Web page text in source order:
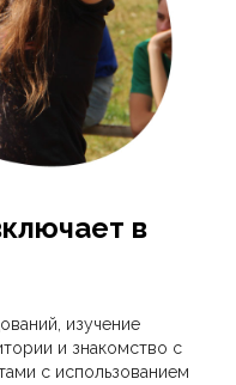
в
изучение
и знакомство с
с использованием